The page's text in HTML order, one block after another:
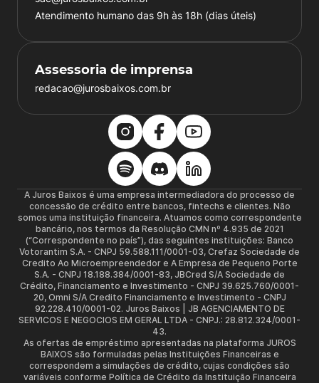
Atendimento humano das 9h às 18h (dias úteis)
Assessoria de imprensa
redacao@jurosbaixos.com.br
A Juros Baixos é uma empresa intermediadora do processo de
concessão de crédito entre bancos, fintechs e clientes. Não
somos uma instituição financeira. Atuamos como correspondente
bancário, nos termos da Resolução CMN nº 4.935 de 2021
(“Correspondente no país”), das seguintes instituições: Banco
Votorantim S.A. - CNPJ 59.588.111/0001-03, Crefaz Sociedade de
Credito Ao Microempreendedor e A Empresa de Pequeno Porte
S.A. - CNPJ 18.188.384/0001-83, JBCred S/A Sociedade de
Crédito, Financiamento e Investimento - CNPJ 39.625.760/0001-
20, Omni S/A Credito Financiamento e Investimento - CNPJ
92.228.410/0001-02. Juros Baixos | JB AGENCIAMENTO DE
SERVICOS E NEGOCIOS EM GERAL LTDA - CNPJ.: 28.812.324/0001-
43.
As ofertas de empréstimo apresentadas na plataforma JUROS
BAIXOS são formuladas pelas Instituições Financeiras e
correspondem a simulações de crédito, cujas condições são
variáveis conforme Política de Crédito da Instituição Financeira